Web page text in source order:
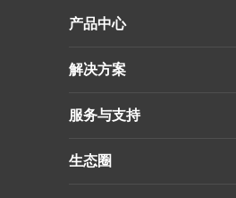
产品中心
解决方案
服务与支持
生态圈